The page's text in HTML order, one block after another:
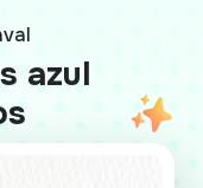
azul